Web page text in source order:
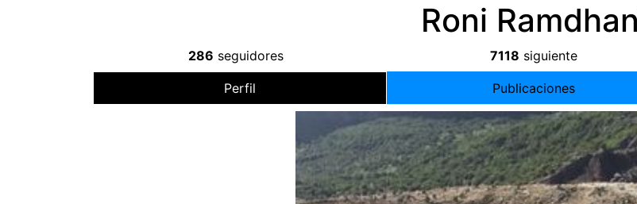
Roni
286 seguidores 7118 siguiente
Perfil Publicaciones